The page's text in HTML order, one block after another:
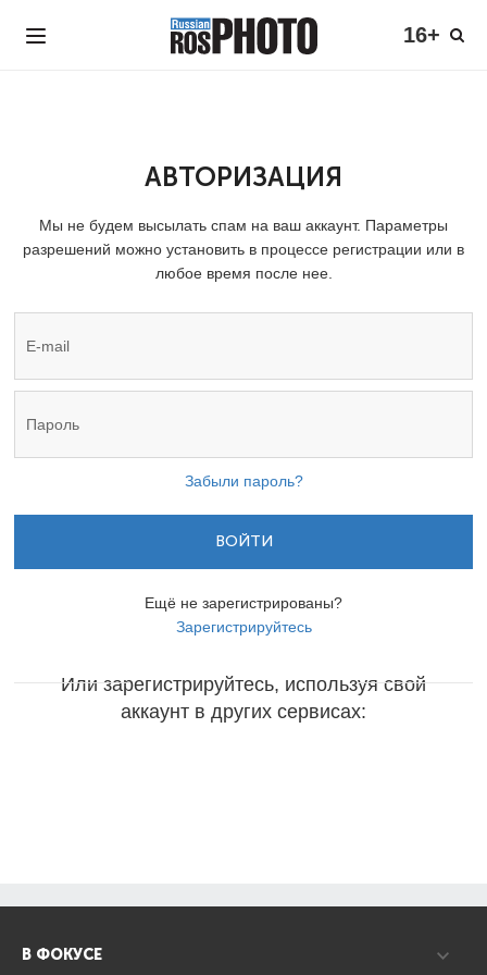
16+
АВТОРИЗАЦИЯ
Мы не будем высылать спам на ваш аккаунт. Параметры
разрешений можно установить в процессе регистрации или в
любое время после нее.
Забыли пароль?
ВОЙТИ
Ещё не зарегистрированы?
Зарегистрируйтесь
Или зарегистрируйтесь, используя свой
аккаунт в других сервисах:
В ФОКУСЕ